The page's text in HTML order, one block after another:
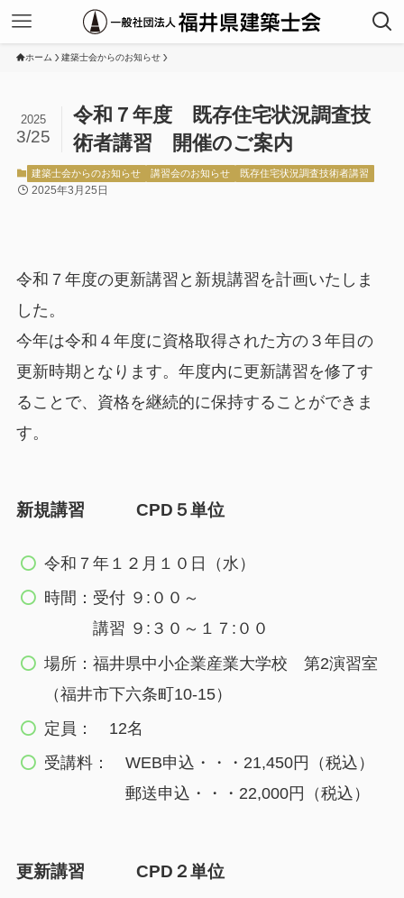
ホーム 建築士会からのお知らせ
令和７年度 既存住宅状況調査技
術者講習 開催のご案内
2025
3/25
建築士会からのお知らせ 講習会のお知らせ 既存住宅状況調査技術者講習
2025年3月25日
令和７年度の更新講習と新規講習を計画いたしま
した。
今年は令和４年度に資格取得された方の３年目の
更新時期となります。年度内に更新講習を修了す
ることで、資格を継続的に保持することができま
す。
新規講習 CPD５単位
令和７年１２月１０日（水）
時間：受付 ９:００～
講習 ９:３０～１７:００
場所：福井県中小企業産業大学校 第2演習室
（福井市下六条町10-15）
定員： 12名
受講料： WEB申込・・・21,450円（税込）
郵送申込・・・22,000円（税込）
更新講習 CPD２単位